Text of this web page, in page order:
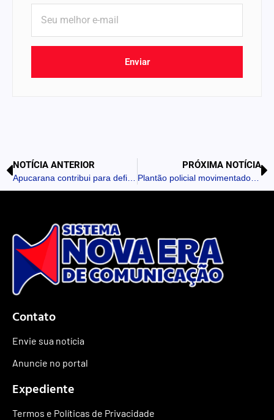
Enviar
NOTÍCIA ANTERIOR PRÓXIMA NOTÍCIA
Plantão policial movimentado tem tráfico de drogas e acidentes
Contato
Envie sua notícia
Anuncie no portal
Expediente
Termos e Políticas de Privacidade